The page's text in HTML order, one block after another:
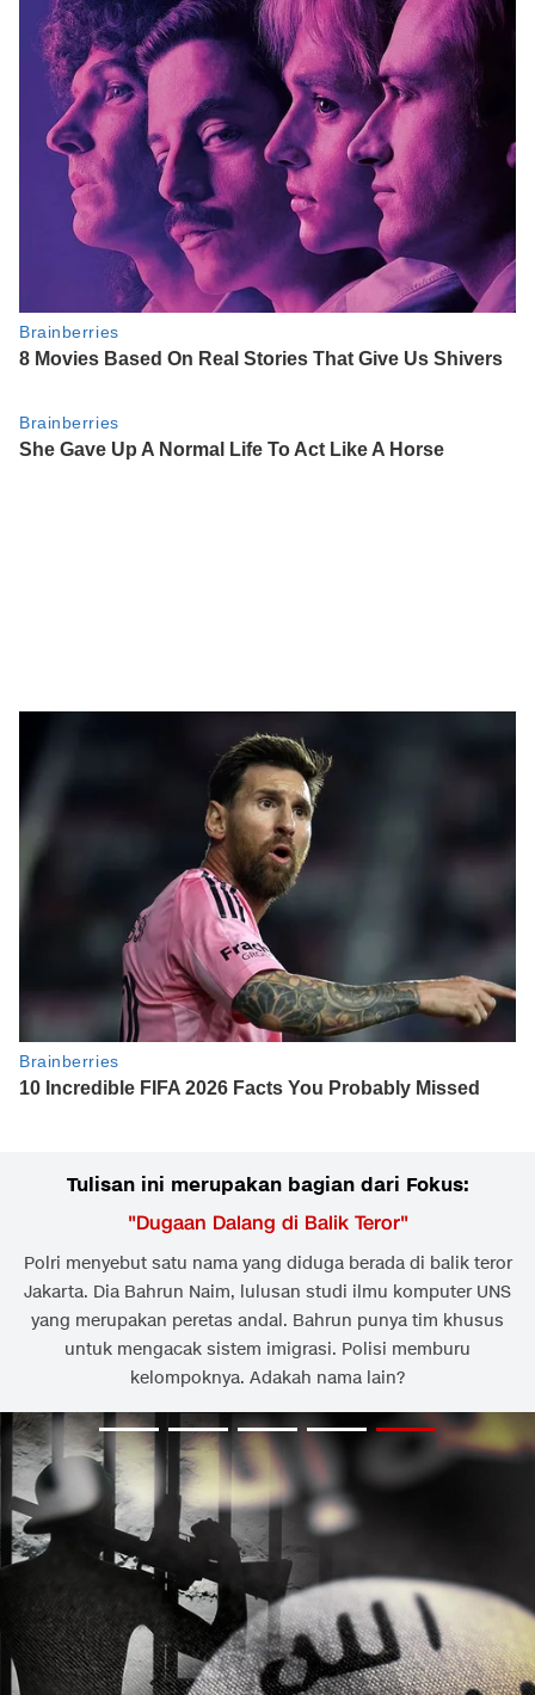
Tulisan ini merupakan bagian dari Fokus:
"Dugaan Dalang di Balik Teror"
Polri menyebut satu nama yang diduga berada di balik teror
Jakarta. Dia Bahrun Naim, lulusan studi ilmu komputer UNS
yang merupakan peretas andal. Bahrun punya tim khusus
untuk mengacak sistem imigrasi. Polisi memburu
kelompoknya. Adakah nama lain?